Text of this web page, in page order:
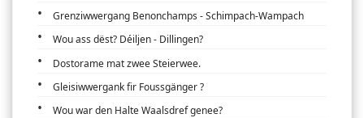
Grenziwwergang Benonchamps - Schimpach-Wampach
Wou ass dëst? Déiljen - Dillingen?
Dostorame mat zwee Steierwee.
Gleisiwwergank fir Foussgänger ?
Wou war den Halte Waalsdref genee?